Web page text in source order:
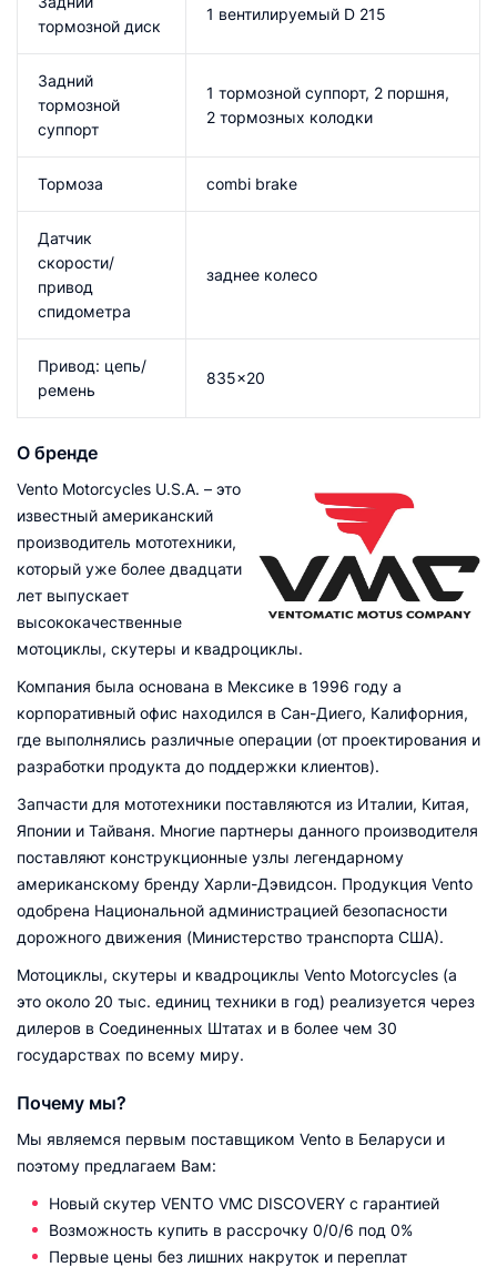
тормозной диск
1 вентилируемый D 215
Задний
тормозной
суппорт
1 тормозной суппорт, 2 поршня,
2 тормозных колодки
Тормоза combi brake
Датчик
скорости/
привод
спидометра
заднее колесо
Привод: цепь/
ремень
835x20
О бренде
Vento Motorcycles U.S.A. – это
известный американский
производитель мототехники,
который уже более двадцати
лет выпускает
высококачественные
мотоциклы, скутеры и квадроциклы.
Компания была основана в Мексике в 1996 году а
корпоративный офис находился в Сан-Диего, Калифорния,
где выполнялись различные операции (от проектирования и
разработки продукта до поддержки клиентов).
Запчасти для мототехники поставляются из Италии, Китая,
Японии и Тайваня. Многие партнеры данного производителя
поставляют конструкционные узлы легендарному
американскому бренду Харли-Дэвидсон. Продукция Vento
одобрена Национальной администрацией безопасности
дорожного движения (Министерство транспорта США).
Мотоциклы, скутеры и квадроциклы Vento Motorcycles (а
это около 20 тыс. единиц техники в год) реализуется через
дилеров в Соединенных Штатах и в более чем 30
государствах по всему миру.
Почему мы?
Мы являемся первым поставщиком Vento в Беларуси и
поэтому предлагаем Вам:
Новый скутер VENTO VMC DISCOVERY с гарантией
Возможность купить в рассрочку 0/0/6 под 0%
Первые цены без лишних накруток и переплат